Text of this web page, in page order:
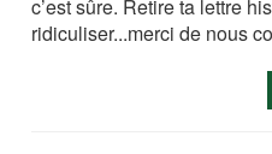
c’est sûre. Retire ta lettre
ridiculiser...merci de nous